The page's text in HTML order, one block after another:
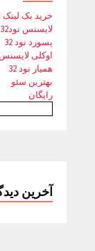
خرید بک لینک behtarinbacklink.com
لایسنس نود32
پسورد نود 32
اوکلی لایسنس
همیار نود 32
بهترین سئو
رایگان
آخرین